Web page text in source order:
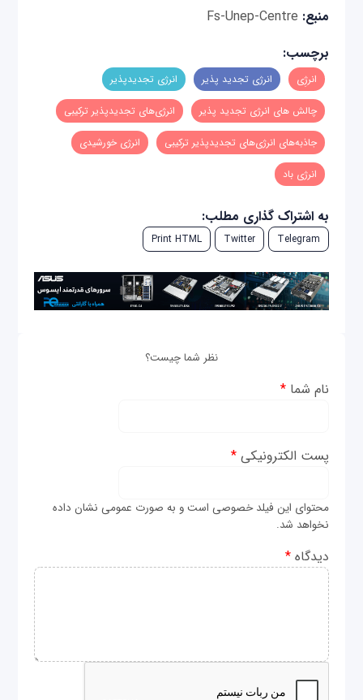
منبع: Fs-Unep-Centre
برچسب:
انرژِی انرژی تجدید پذیر انرژی تجدیدپذیر
چالش های انرژی تجدید پذیر انرژی‌های تجدیدپذیر ترکیبی
جاذبه‌های انرژی‌های تجدیدپذیر ترکیبی انرژی خورشیدی
انرژی باد
به اشتراک گذاری مطلب:
Telegram
Twitter
Print HTML
نظر شما چیست؟
نام شما*
پست الکترونیکی*
محتوای این فیلد خصوصی است و به صورت عمومی نشان داده
نخواهد شد.
دیدگاه*